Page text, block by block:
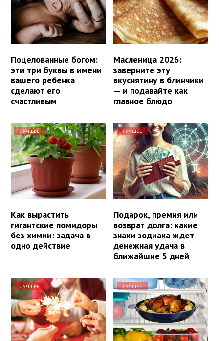
Поцелованные богом:
эти три буквы в имени
вашего ребенка
сделают его
счастливым
Масленица 2026:
заверните эту
вкуснятину в блинчики
— и подавайте как
главное блюдо
ЛУЧШЕЕ
Как вырастить
гигантские помидоры
без химии: задача в
одно действие
ЛУЧШЕЕ
Подарок, премия или
возврат долга: какие
знаки зодиака ждет
денежная удача в
ближайшие 5 дней
ЛУЧШЕЕ ЛУЧШЕЕ